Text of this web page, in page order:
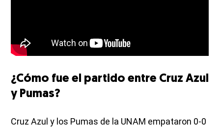
¿Cómo fue el partido entre Cruz Azul
y Pumas?
Cruz Azul y los Pumas de la UNAM empataron 0-0